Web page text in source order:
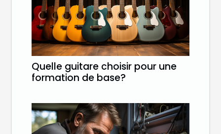
Quelle guitare choisir pour une
formation de base?